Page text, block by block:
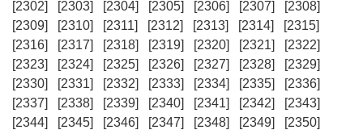
[2302]
[2303] [2304] [2305] [2306] [2307]
[2308]
[2309]
[2310] [2311] [2312] [2313] [2314]
[2315]
[2316]
[2317] [2318] [2319] [2320] [2321]
[2322]
[2323]
[2324] [2325] [2326] [2327] [2328]
[2329]
[2330]
[2331] [2332] [2333] [2334] [2335]
[2336]
[2337]
[2338] [2339] [2340] [2341] [2342]
[2343]
[2344]
[2345] [2346] [2347] [2348] [2349]
[2350]